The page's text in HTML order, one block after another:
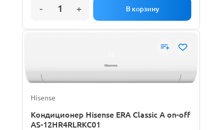
Hisense
Кондиционер Hisense ERA Classic A on-off
AS-12HR4RLRKC01